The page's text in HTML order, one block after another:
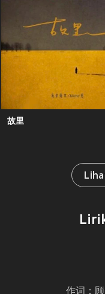
故里
作词：